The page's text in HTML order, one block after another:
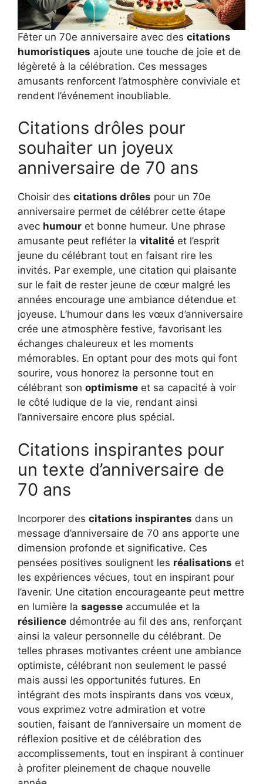
Fêter un 70e anniversaire avec des citations
humoristiques ajoute une touche de joie et de
légèreté à la célébration. Ces messages
amusants renforcent l’atmosphère conviviale et
rendent l’événement inoubliable.
Citations drôles pour
souhaiter un joyeux
anniversaire de 70 ans
Choisir des citations drôles pour un 70e
anniversaire permet de célébrer cette étape
avec humour et bonne humeur. Une phrase
amusante peut refléter la vitalité et l’esprit
jeune du célébrant tout en faisant rire les
invités. Par exemple, une citation qui plaisante
sur le fait de rester jeune de cœur malgré les
années encourage une ambiance détendue et
joyeuse. L’humour dans les vœux d’anniversaire
crée une atmosphère festive, favorisant les
échanges chaleureux et les moments
mémorables. En optant pour des mots qui font
sourire, vous honorez la personne tout en
célébrant son optimisme et sa capacité à voir
le côté ludique de la vie, rendant ainsi
l’anniversaire encore plus spécial.
Citations inspirantes pour
un texte d’anniversaire de
70 ans
Incorporer des citations inspirantes dans un
message d’anniversaire de 70 ans apporte une
dimension profonde et significative. Ces
pensées positives soulignent les réalisations et
les expériences vécues, tout en inspirant pour
l’avenir. Une citation encourageante peut mettre
en lumière la sagesse accumulée et la
résilience démontrée au fil des ans, renforçant
ainsi la valeur personnelle du célébrant. De
telles phrases motivantes créent une ambiance
optimiste, célébrant non seulement le passé
mais aussi les opportunités futures. En
intégrant des mots inspirants dans vos vœux,
vous exprimez votre admiration et votre
soutien, faisant de l’anniversaire un moment de
réflexion positive et de célébration des
accomplissements, tout en inspirant à continuer
à profiter pleinement de chaque nouvelle